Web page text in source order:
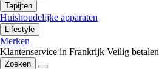
Tapijten
Huishoudelijke apparaten
Lifestyle
Merken
Klantenservice in Frankrijk Veilig betalen
Zoeken